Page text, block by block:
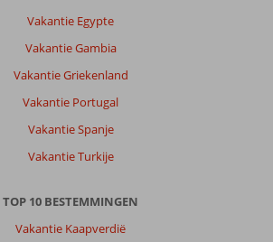
Vakantie Egypte
Vakantie Gambia
Vakantie Griekenland
Vakantie Portugal
Vakantie Spanje
Vakantie Turkije
TOP 10 BESTEMMINGEN
Vakantie Kaapverdië